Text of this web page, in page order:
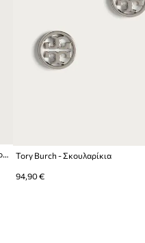
Tory Burch σκουλαρίκια Γυναικεία Moondance Tory Burch - Σκουλαρίκια
94,90 €